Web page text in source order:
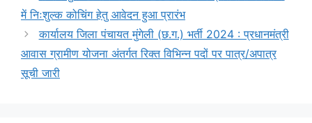
में निःशुल्क कोचिंग हेतु आवेदन हुआ प्रारंभ
कार्यालय जिला पंचायत मुंगेली (छ.ग.) भर्ती 2024 : प्रधानमंत्री
आवास ग्रामीण योजना अंतर्गत रिक्त विभिन्न पदों पर पात्र/अपात्र
सूची जारी